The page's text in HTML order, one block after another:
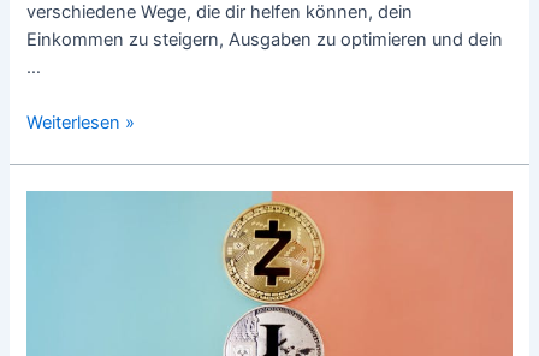
verschiedene Wege, die dir helfen können, dein
Einkommen zu steigern, Ausgaben zu optimieren und dein
…
Wege
Weiterlesen »